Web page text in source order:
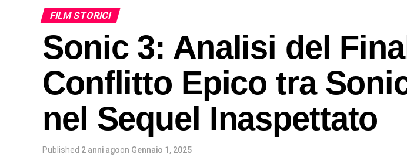
FILM STORICI
Sonic 3: Analisi del
Conflitto Epico tra
nel Sequel Inaspettato
Published 2 anni agoon Gennaio 1, 2025